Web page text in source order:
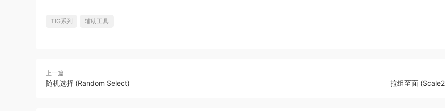
TIG系列 辅助工具
上一篇
随机选择 (Random Select) 拉组至面